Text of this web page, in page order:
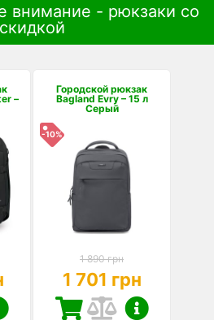
внимание - рюкзаки со
скидкой
–
Городской рюкзак
Bagland Evry – 15 л
Серый
-10%
1 890 грн
1 701 грн